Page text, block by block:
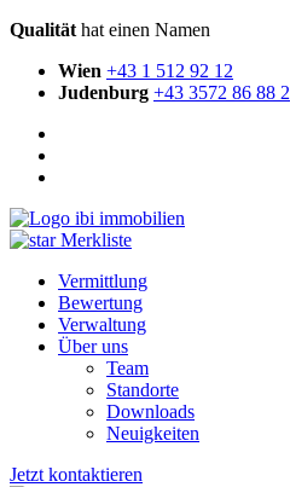
Qualität hat einen Namen
Wien +43 1 512 92 12
Judenburg +43 3572 86 88 2
Merkliste
Vermittlung
Bewertung
Verwaltung
Über uns
Team
Standorte
Downloads
Neuigkeiten
Jetzt kontaktieren